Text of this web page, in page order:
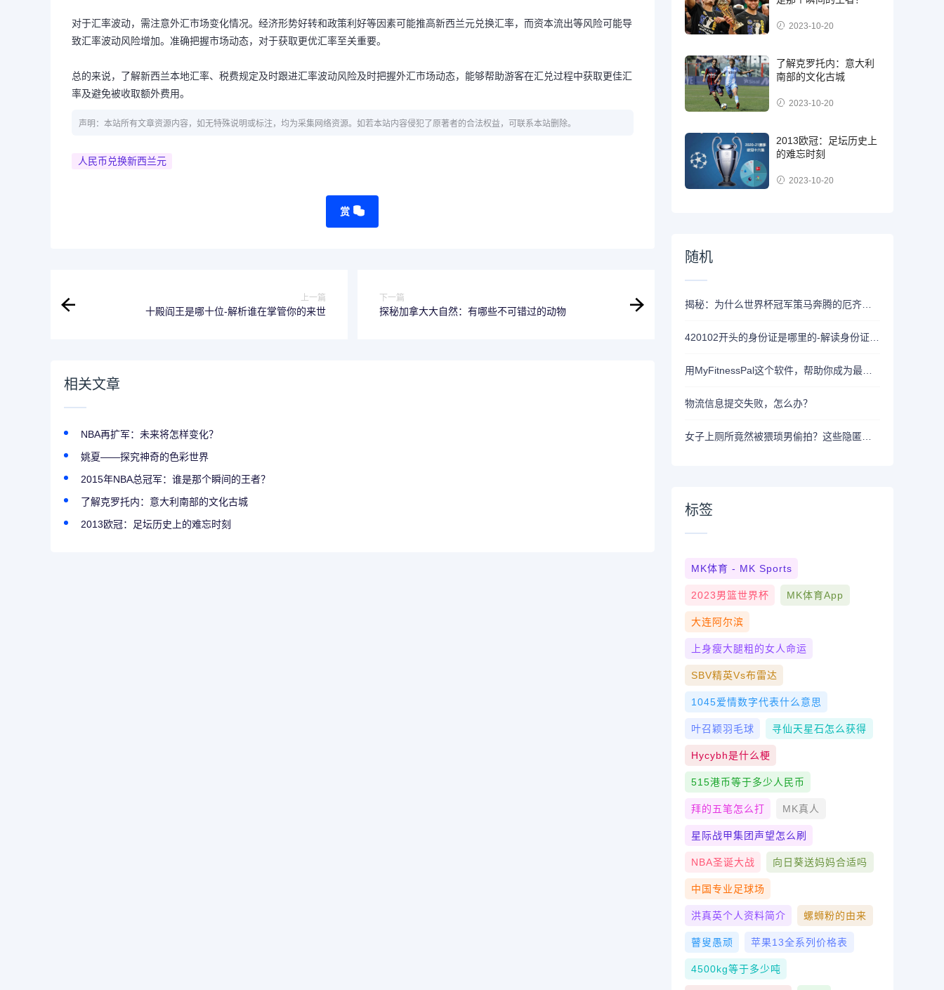
对于汇率波动，需注意外汇市场变化情况。经济形势好转和政策利好等因素可能推高新西兰元兑换汇率，而资本流出等风险可能导
致汇率波动风险增加。准确把握市场动态，对于获取更优汇率至关重要。
总的来说，了解新西兰本地汇率、税费规定及时跟进汇率波动风险及时把握外汇市场动态，能够帮助游客在汇兑过程中获取更佳汇
率及避免被收取额外费用。
声明：本站所有文章资源内容，如无特殊说明或标注，均为采集网络资源。如若本站内容侵犯了原著者的合法权益，可联系本站删除。
人民币兑换新西兰元
赏
上一篇
十殿阎王是哪十位-解析谁在掌管你的来世
下一篇
探秘加拿大大自然：有哪些不可错过的动物
相关文章
NBA再扩军：未来将怎样变化？
姚夏——探究神奇的色彩世界
2015年NBA总冠军：谁是那个瞬间的王者？
了解克罗托内：意大利南部的文化古城
2013欧冠：足坛历史上的难忘时刻
2023-10-20
了解克罗托内：意大利
南部的文化古城
2023-10-20
2013欧冠：足坛历史上
的难忘时刻
2023-10-20
随机
物流信息提交失败，怎么办？
标签
MK体育 - MK Sports
2023男篮世界杯 MK体育App
大连阿尔滨
上身瘦大腿粗的女人命运
SBV精英vs布雷达
1045爱情数字代表什么意思
叶召颖羽毛球 寻仙天星石怎么获得
Hycybh是什么梗
515港币等于多少人民币
拜的五笔怎么打 MK真人
星际战甲集团声望怎么刷
NBA圣诞大战 向日葵送妈妈合适吗
中国专业足球场
洪真英个人资料简介 螺蛳粉的由来
瞽叟愚顽 苹果13全系列价格表
4500kg等于多少吨